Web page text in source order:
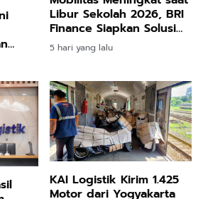
Libur Sekolah 2026, BRI
Finance Siapkan Solusi
Dana Tunai
5 hari yang lalu
KAI Logistik Kirim 1.425
Motor dari Yogyakarta